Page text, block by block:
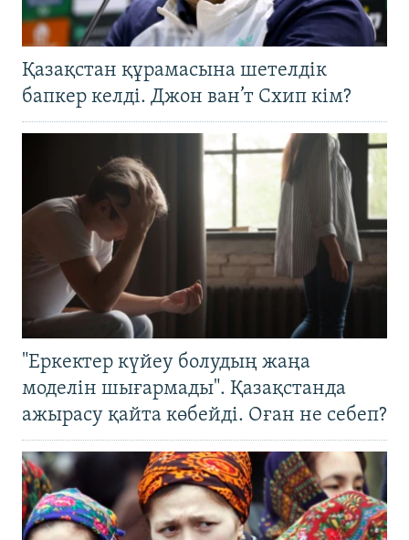
Қазақстан құрамасына шетелдік
бапкер келді. Джон ван’т Схип кім?
"Еркектер күйеу болудың жаңа
моделін шығармады". Қазақстанда
ажырасу қайта көбейді. Оған не себеп?